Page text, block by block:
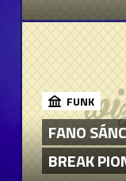
FUNK
FANO
BREAK